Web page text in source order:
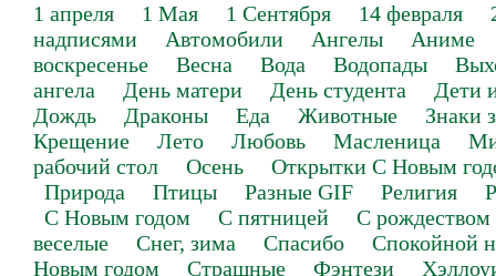
1 апреля 1 Мая 1 Сентября 14 февраля
надписями
Автомобили Ангелы
Аниме
воскресенье
Весна Вода Водопады
ангела
День матери День студента
Дети
Дождь
Драконы Еда Животные
Знаки
Крещение
Лето Любовь Масленица
рабочий стол
Осень
Открытки С Новым
Природа
Птицы Разные GIF Религия
С Новым годом
С пятницей
С рождеством
веселые
Снег, зима Спасибо
Спокойной
Новым годом
Страшные Фэнтези